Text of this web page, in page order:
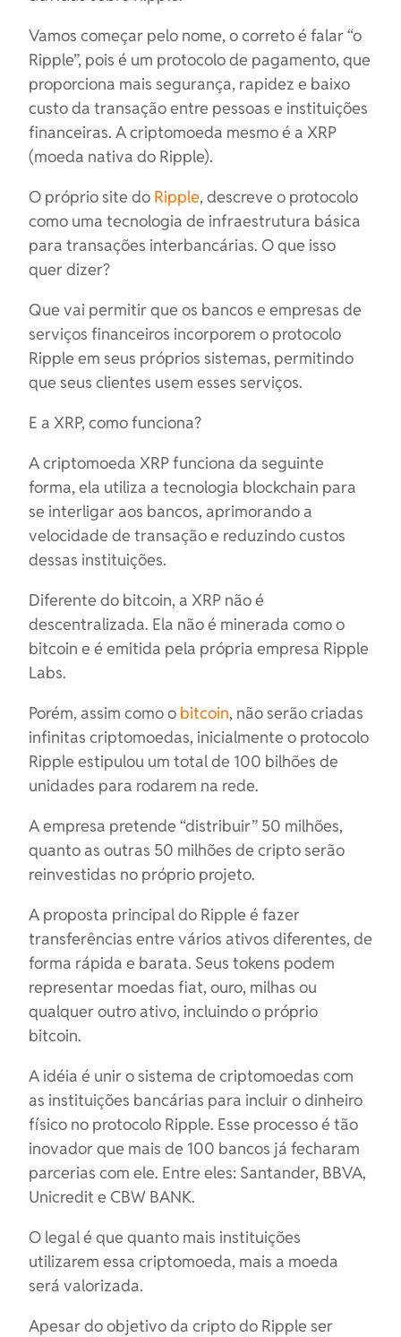
Vamos começar pelo nome, o correto é falar “o
Ripple”, pois é um protocolo de pagamento, que
proporciona mais segurança, rapidez e baixo
custo da transação entre pessoas e instituições
financeiras. A criptomoeda mesmo é a XRP
(moeda nativa do Ripple).
O próprio site do Ripple, descreve o protocolo
como uma tecnologia de infraestrutura básica
para transações interbancárias. O que isso
quer dizer?
Que vai permitir que os bancos e empresas de
serviços financeiros incorporem o protocolo
Ripple em seus próprios sistemas, permitindo
que seus clientes usem esses serviços.
E a XRP, como funciona?
A criptomoeda XRP funciona da seguinte
forma, ela utiliza a tecnologia blockchain para
se interligar aos bancos, aprimorando a
velocidade de transação e reduzindo custos
dessas instituições.
Diferente do bitcoin, a XRP não é
descentralizada. Ela não é minerada como o
bitcoin e é emitida pela própria empresa Ripple
Labs.
Porém, assim como o bitcoin, não serão criadas
infinitas criptomoedas, inicialmente o protocolo
Ripple estipulou um total de 100 bilhões de
unidades para rodarem na rede.
A empresa pretende “distribuir” 50 milhões,
quanto as outras 50 milhões de cripto serão
reinvestidas no próprio projeto.
A proposta principal do Ripple é fazer
transferências entre vários ativos diferentes, de
forma rápida e barata. Seus tokens podem
representar moedas fiat, ouro, milhas ou
qualquer outro ativo, incluindo o próprio
bitcoin.
A idéia é unir o sistema de criptomoedas com
as instituições bancárias para incluir o dinheiro
físico no protocolo Ripple. Esse processo é tão
inovador que mais de 100 bancos já fecharam
parcerias com ele. Entre eles: Santander, BBVA,
Unicredit e CBW BANK.
O legal é que quanto mais instituições
utilizarem essa criptomoeda, mais a moeda
será valorizada.
Apesar do objetivo da cripto do Ripple ser